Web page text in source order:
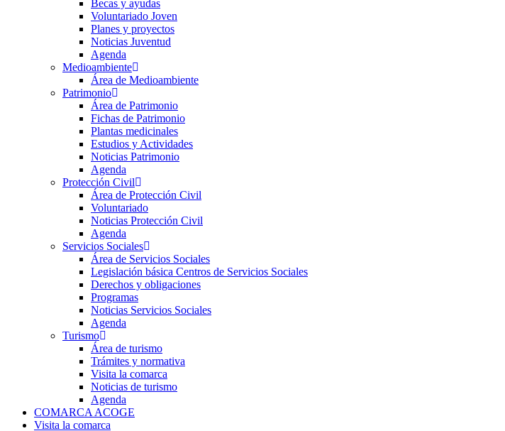
Becas y ayudas
Voluntariado Joven
Planes y proyectos
Noticias Juventud
Agenda
Medioambiente
Área de Medioambiente
Patrimonio
Área de Patrimonio
Fichas de Patrimonio
Plantas medicinales
Estudios y Actividades
Noticias Patrimonio
Agenda
Protección Civil
Área de Protección Civil
Voluntariado
Noticias Protección Civil
Agenda
Servicios Sociales
Área de Servicios Sociales
Legislación básica Centros de Servicios Sociales
Derechos y obligaciones
Programas
Noticias Servicios Sociales
Agenda
Turismo
Área de turismo
Trámites y normativa
Visita la comarca
Noticias de turismo
Agenda
COMARCA ACOGE
Visita la comarca